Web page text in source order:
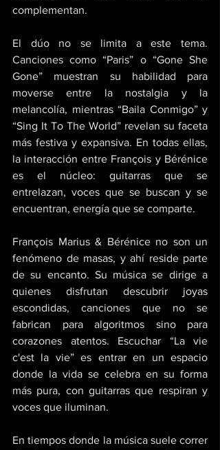
complementan.
El dúo no se limita a este tema.
Canciones como “Paris” o “Gone She
Gone” muestran su habilidad para
moverse entre la nostalgia y la
melancolía, mientras “Baila Conmigo” y
“Sing It To The World” revelan su faceta
más festiva y expansiva. En todas ellas,
la interacción entre François y Bérénice
es el núcleo: guitarras que se
entrelazan, voces que se buscan y se
encuentran, energía que se comparte.
François Marius & Bérénice no son un
fenómeno de masas, y ahí reside parte
de su encanto. Su música se dirige a
quienes disfrutan descubrir joyas
escondidas, canciones que no se
fabrican para algoritmos sino para
corazones atentos. Escuchar “La vie
c'est la vie” es entrar en un espacio
donde la vida se celebra en su forma
más pura, con guitarras que respiran y
voces que iluminan.
En tiempos donde la música suele correr